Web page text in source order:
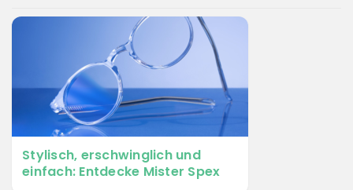
Stylisch, erschwinglich und
einfach: Entdecke Mister Spex